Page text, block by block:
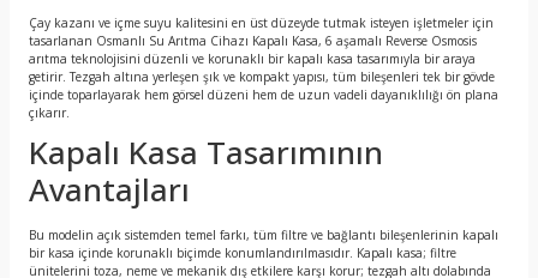
Çay kazanı ve içme suyu kalitesini en üst düzeyde tutmak isteyen işletmeler için
tasarlanan Osmanlı Su Arıtma Cihazı Kapalı Kasa, 6 aşamalı Reverse Osmosis
arıtma teknolojisini düzenli ve korunaklı bir kapalı kasa tasarımıyla bir araya
getirir. Tezgah altına yerleşen şık ve kompakt yapısı, tüm bileşenleri tek bir gövde
içinde toparlayarak hem görsel düzeni hem de uzun vadeli dayanıklılığı ön plana
çıkarır.
Kapalı Kasa Tasarımının
Avantajları
Bu modelin açık sistemden temel farkı, tüm filtre ve bağlantı bileşenlerinin kapalı
bir kasa içinde korunaklı biçimde konumlandırılmasıdır. Kapalı kasa; filtre
ünitelerini toza, neme ve mekanik dış etkilere karşı korur; tezgah altı dolabında